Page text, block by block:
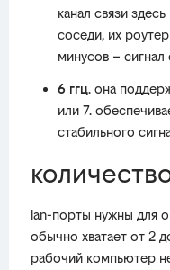
канал связи
соседи, их
минусов – сигнал
6 ггц. она
или 7.
стабильного
lan-порты нужны для
обычно хватает от 2
рабочий компьютер